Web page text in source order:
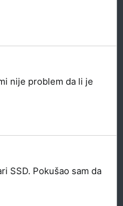
nije problem da li je
SSD. Pokušao sam da